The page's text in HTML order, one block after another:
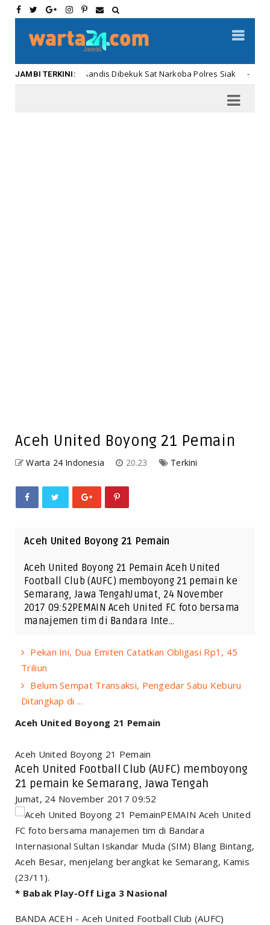
JAMBI TERKINI:
Dua Pria di Kandis Dibekuk Sat Narkoba Polres Siak
Aceh United Boyong 21 Pemain
Warta 24 Indonesia 20.23 Terkini
Aceh United Boyong 21 Pemain
Aceh United Boyong 21 Pemain Aceh United
Football Club (AUFC) memboyong 21 pemain ke
Semarang, Jawa TengahJumat, 24 November
2017 09:52PEMAIN Aceh United FC foto bersama
manajemen tim di Bandara Inte…
Pekan Ini, Dua Emiten Catatkan Obligasi Rp1, 45
Triliun
Belum Sempat Transaksi, Pengedar Sabu Keburu
Ditangkap di ...
Aceh United Boyong 21 Pemain
Aceh United Boyong 21 Pemain
Aceh United Football Club (AUFC) memboyong
21 pemain ke Semarang, Jawa Tengah
Jumat, 24 November 2017 09:52
PEMAIN Aceh United
FC foto bersama manajemen tim di Bandara
Internasional Sultan Iskandar Muda (SIM) Blang Bintang,
Aceh Besar, menjelang berangkat ke Semarang, Kamis
(23/11).
* Babak Play-Off Liga 3 Nasional
BANDA ACEH - Aceh United Football Club (AUFC)